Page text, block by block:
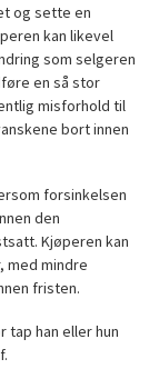
og sette en
kan likevel
som selgeren
en så stor
misforhold til
bort innen
forsinkelsen
den
Kjøperen kan
med mindre
fristen.
tap han eller hun